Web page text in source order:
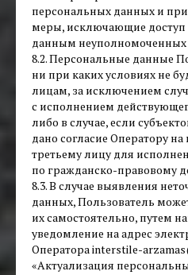
персональных данных и
меры, исключающие
данным неуполномоченных
8.2. Персональные данные
ни при каких условиях не
лицам, за исключением
с исполнением
либо в случае, если
дано согласие Оператору
третьему лицу для
по гражданско-правовому
8.3. В случае выявления
данных, Пользователь
их самостоятельно, путем
уведомление на адрес
Оператора interstile-
«Актуализация